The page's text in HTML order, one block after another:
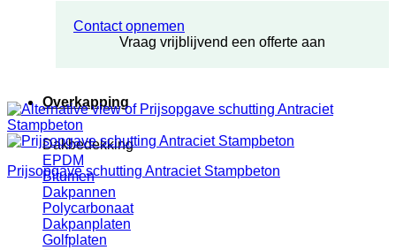
Contact opnemen
Vraag vrijblijvend een offerte aan
Overkapping
Dakbedekking
EPDM
Bitumen
Dakpannen
Polycarbonaat
Dakpanplaten
Golfplaten
Prijsopgave schutting Antraciet Stampbeton